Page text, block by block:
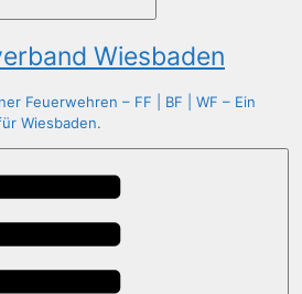
Wiesbaden
Feuerwehren – FF | BF | WF – Ein
Wiesbaden.